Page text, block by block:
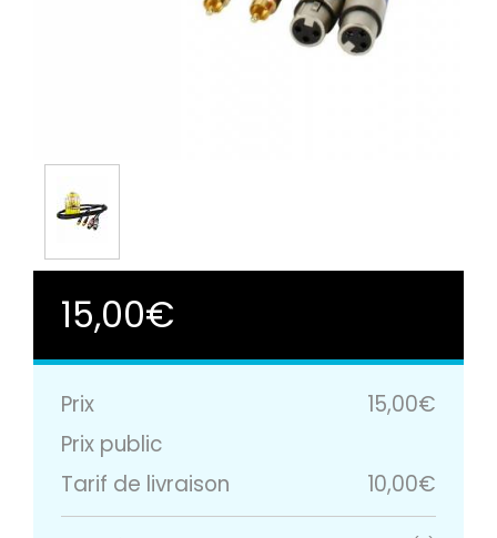
15,00€
Prix
15,00€
Prix public
Tarif de livraison
10,00€